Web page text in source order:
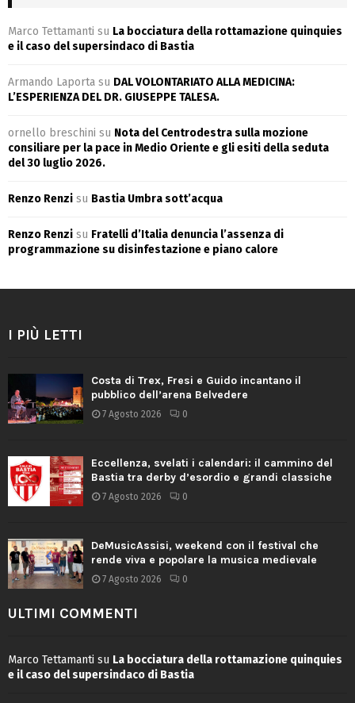
Marco Tettamanti su La bocciatura della rottamazione quinquies
e il caso del supersindaco di Bastia
Armando Laporta su DAL VOLONTARIATO ALLA MEDICINA:
L’ESPERIENZA DEL DR. GIUSEPPE TALESA.
ornello breschini su Nota del Centrodestra sulla mozione
consiliare per la pace in Medio Oriente e gli esiti della seduta
del 30 luglio 2026.
Renzo Renzi su Bastia Umbra sott’acqua
Renzo Renzi su Fratelli d’Italia denuncia l’assenza di
programmazione su disinfestazione e piano calore
I PIÙ LETTI
Costa di Trex, Fresi e Guido incantano il
pubblico dell’arena Belvedere
7 Agosto 2026 0
Eccellenza, svelati i calendari: il cammino del
Bastia tra derby d’esordio e grandi classiche
7 Agosto 2026 0
DeMusicAssisi, weekend con il festival che
rende viva e popolare la musica medievale
7 Agosto 2026 0
ULTIMI COMMENTI
Marco Tettamanti su La bocciatura della rottamazione quinquies
e il caso del supersindaco di Bastia